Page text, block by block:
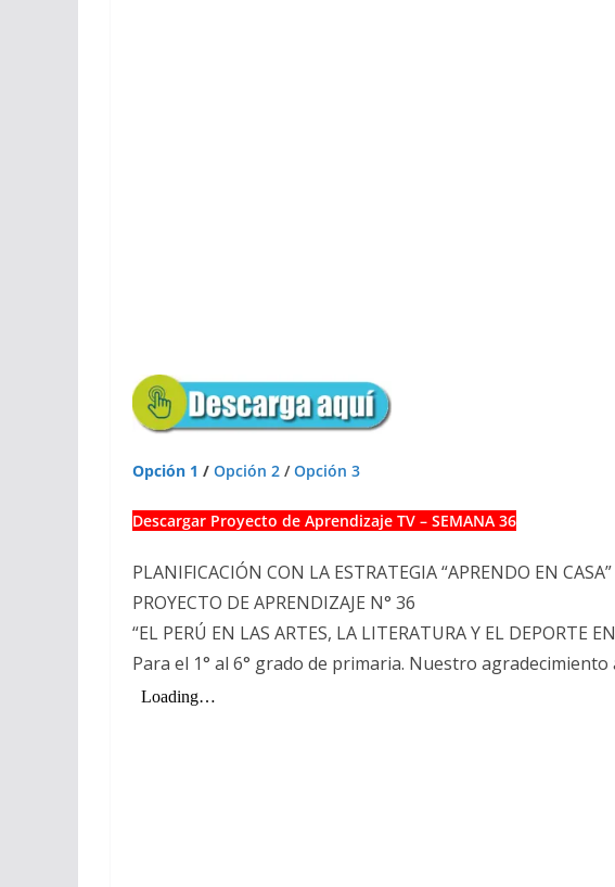
Opción 1 / Opción 2 /Opción 3
Descargar Proyecto de Aprendizaje TV – SEMANA 36
PLANIFICACIÓN CON LA ESTRATEGIA “APRENDO EN
PROYECTO DE APRENDIZAJE N° 36
“EL PERÚ EN LAS ARTES, LA LITERATURA Y EL DEPORTE
Para el 1° al 6° grado de primaria. Nuestro agradecimiento